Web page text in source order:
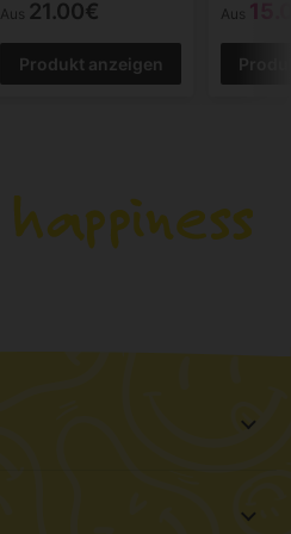
Aus 21.00€
Produkt anzeigen
Aus